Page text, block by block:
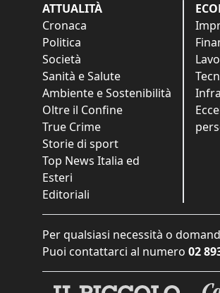
ATTUALITÀ
Cronaca
Politica
Società
Sanità e Salute
Ambiente e Sostenibilità
Oltre il Confine
True Crime
Storie di sport
Top News Italia ed
Esteri
Editoriali
Per qualsiasi necessità o
Puoi contattarci al numero 02